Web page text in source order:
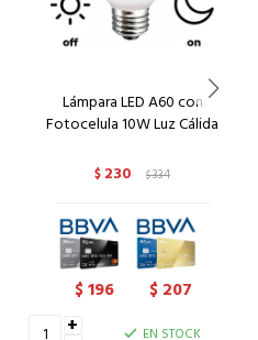
Lámpara LED A60 con
Fotocelula 10W Luz Cálida
$ 230 $334
$196 $ 207
+
EN STOCK